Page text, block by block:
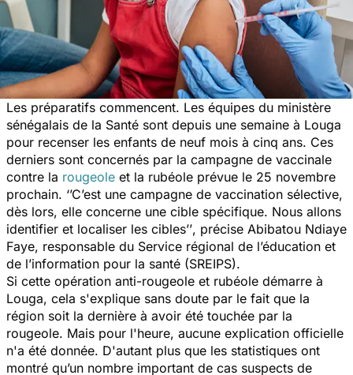
Les préparatifs commencent. Les équipes du ministère
sénégalais de la Santé sont depuis une semaine à Louga
pour recenser les enfants de neuf mois à cinq ans. Ces
derniers sont concernés par la campagne de vaccinale
contre la rougeole et la rubéole prévue le 25 novembre
prochain. ‘’C’est une campagne de vaccination sélective,
dès lors, elle concerne une cible spécifique. Nous allons
identifier et localiser les cibles’’, précise Abibatou Ndiaye
Faye, responsable du Service régional de l’éducation et
de l’information pour la santé (SREIPS).
Si cette opération anti-rougeole et rubéole démarre à
Louga, cela s'explique sans doute par le fait que la
région soit la dernière à avoir été touchée par la
rougeole. Mais pour l'heure, aucune explication officielle
n'a été donnée. D'autant plus que les statistiques ont
montré qu’un nombre important de cas suspects de